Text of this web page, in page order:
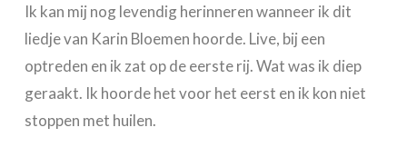
Ik kan mij nog levendig herinneren wanneer ik dit
liedje van Karin Bloemen hoorde. Live, bij een
optreden en ik zat op de eerste rij. Wat was ik diep
geraakt. Ik hoorde het voor het eerst en ik kon niet
stoppen met huilen.